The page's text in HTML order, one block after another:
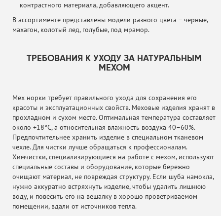
контрастного материала, добавляющего акцент.
В ассортименте представлены модели разного цвета – черные,
махагон, колотый лед, голубые, под мрамор.
ТРЕБОВАНИЯ К УХОДУ ЗА НАТУРАЛЬНЫМ
МЕХОМ
Мех норки требует правильного ухода для сохранения его
красоты и эксплуатационных свойств. Меховые изделия хранят в
прохладном и сухом месте. Оптимальная температура составляет
около +18°C, а относительная влажность воздуха 40–60%.
Предпочтительнее хранить изделие в специальном тканевом
чехле. Для чистки лучше обращаться к профессионалам.
Химчистки, специализирующиеся на работе с мехом, используют
специальные составы и оборудование, которые бережно
очищают материал, не повреждая структуру. Если шуба намокла,
нужно аккуратно встряхнуть изделие, чтобы удалить лишнюю
воду, и повесить его на вешалку в хорошо проветриваемом
помещении, вдали от источников тепла.